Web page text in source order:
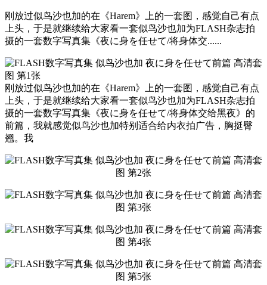
刚放过似鸟沙也加的在《Harem》上的一套图，感觉自己有点
上头，于是就继续给大家看一套似鸟沙也加为FLASH杂志拍
摄的一套数字写真集《夜に身を任せて/将身体交......
刚放过似鸟沙也加的在《Harem》上的一套图，感觉自己有点
上头，于是就继续给大家看一套似鸟沙也加为FLASH杂志拍
摄的一套数字写真集《夜に身を任せて/将身体交给黑夜》的
前篇，我就感觉似鸟沙也加特别适合给内衣拍广告，胸挺臀
翘。我